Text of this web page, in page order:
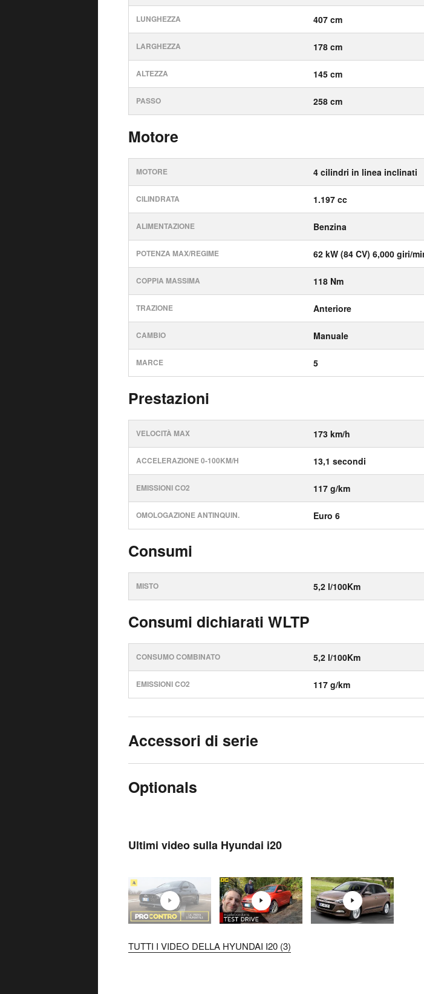
LUNGHEZZA 407 cm
LARGHEZZA 178 cm
ALTEZZA 145 cm
PASSO 258 cm
Motore
MOTORE 4 cilindri in linea inclinati
CILINDRATA 1.197 cc
ALIMENTAZIONE Benzina
POTENZA MAX/REGIME 62 kW (84 CV) 6,000 giri/
COPPIA MASSIMA 118 Nm
TRAZIONE Anteriore
CAMBIO Manuale
MARCE 5
Prestazioni
VELOCITÀ MAX 173 km/h
ACCELERAZIONE 0-100KM/H 13,1 secondi
EMISSIONI CO2 117 g/km
OMOLOGAZIONE ANTINQUIN. Euro 6
Consumi
MISTO 5,2 l/100Km
Consumi dichiarati WLTP
CONSUMO COMBINATO 5,2 l/100Km
EMISSIONI CO2 117 g/km
Accessori di serie
Optionals
Ultimi video sulla Hyundai i20
TUTTI I VIDEO DELLA HYUNDAI I20 (3)